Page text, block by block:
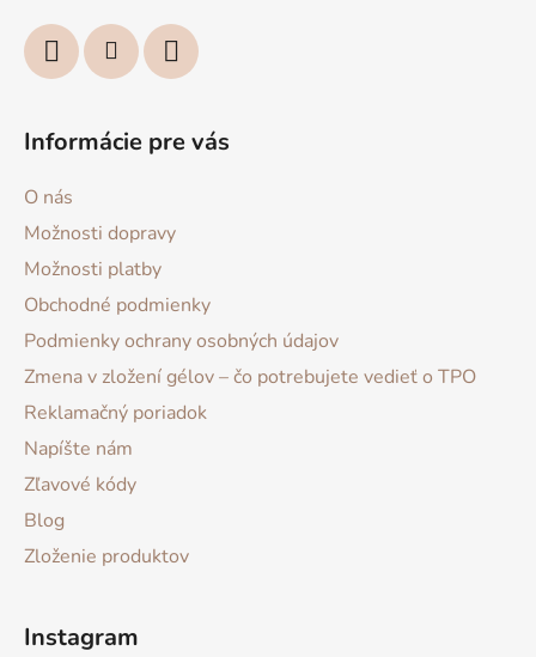
Informácie pre vás
O nás
Možnosti dopravy
Možnosti platby
Obchodné podmienky
Podmienky ochrany osobných údajov
Zmena v zložení gélov – čo potrebujete vedieť o TPO
Reklamačný poriadok
Napíšte nám
Zľavové kódy
Blog
Zloženie produktov
Instagram